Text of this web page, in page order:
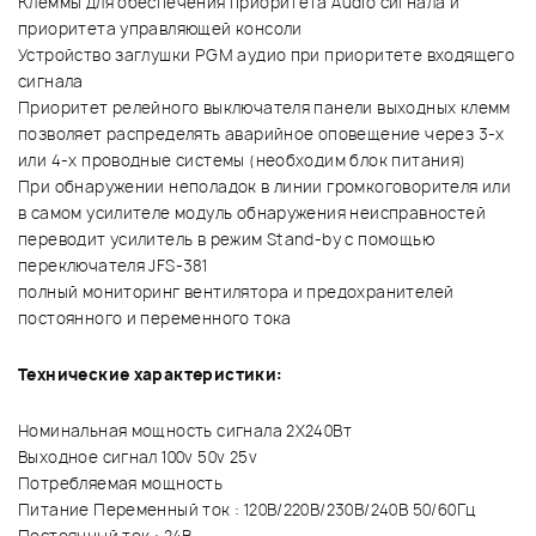
приоритета управляющей консоли
Устройство заглушки PGM аудио при приоритете входящего
сигнала
Приоритет релейного выключателя панели выходных клемм
позволяет распределять аварийное оповещение через 3-х
или 4-х проводные системы (необходим блок питания)
При обнаружении неполадок в линии громкоговорителя или
в самом усилителе модуль обнаружения неисправностей
переводит усилитель в режим Stand-by с помощью
переключателя JFS-381
полный мониторинг вентилятора и предохранителей
постоянного и переменного тока
Технические характеристики:
Номинальная мощность сигнала 2Х240Вт
Выходное сигнал 100v 50v 25v
Потребляемая мощность
Питание Переменный ток : 120В/220В/230В/240В 50/60Гц